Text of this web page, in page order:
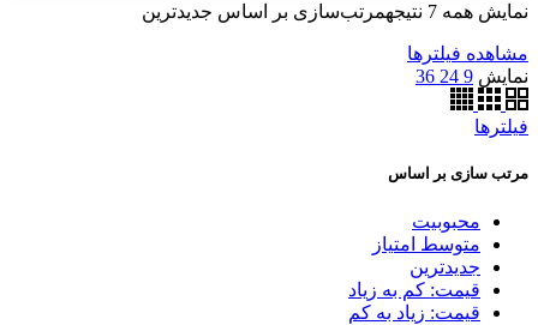
نمایش همه 7 نتیجه مرتب‌سازی بر اساس جدیدترین
مشاهده فیلترها
نمایش 9
24
36
فیلترها
مرتب سازی بر اساس
محبوبیت
متوسط امتیاز
جدیدترین
قیمت: کم به زیاد
قیمت: زیاد به کم